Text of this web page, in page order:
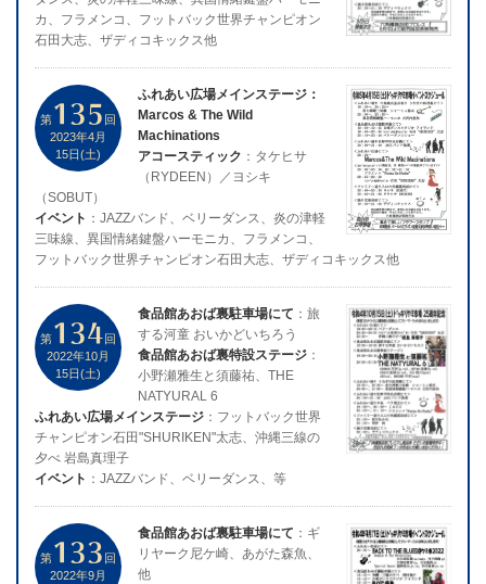
カ、フラメンコ、フットバック世界チャンピオン
石田大志、ザディコキックス他
第135 回
2023年4月
15日(土)
ふれあい広場メインステージ：
Marcos & The Wild
Machinations
アコースティック ：タケヒサ
（RYDEEN）／ヨシキ
（SOBUT）
イベント ：JAZZバンド、ベリーダンス、炎の津軽
三味線、異国情緒鍵盤ハーモニカ、フラメンコ、
フットバック世界チャンピオン石田大志、ザディコキックス他
第134 回
2022年10月
15日(土)
食品館あおば裏駐車場にて ：旅
する河童 おいかどいちろう
食品館あおば裏特設ステージ ：
小野瀬雅生と須藤祐、THE
NATYURAL 6
ふれあい広場メインステージ ：フットバック世界
チャンピオン石田"SHURIKEN"太志、沖縄三線の
夕べ 岩島真理子
イベント ：JAZZバンド、ベリーダンス、等
第133 回
2022年9月
食品館あおば裏駐車場にて ：ギ
リヤーク尼ケ崎、あがた森魚、
他